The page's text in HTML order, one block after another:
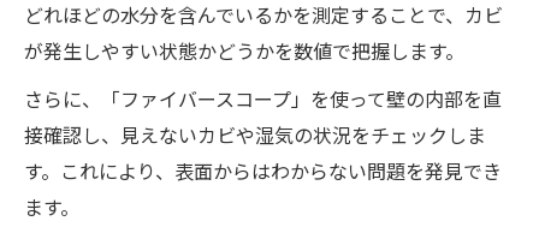
どれほどの水分を含んでいるかを測定することで、カビ
が発生しやすい状態かどうかを数値で把握します。
さらに、「ファイバースコープ」を使って壁の内部を直
接確認し、見えないカビや湿気の状況をチェックしま
す。これにより、表面からはわからない問題を発見でき
ます。